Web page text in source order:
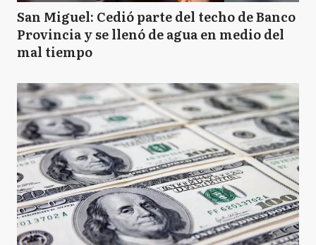
San Miguel: Cedió parte del techo de Banco
Provincia y se llenó de agua en medio del
mal tiempo